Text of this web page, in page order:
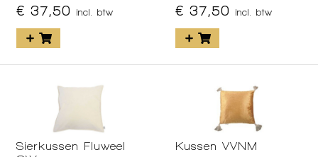
€ 37,50 incl. btw € 37,50 incl. btw
Sierkussen Fluweel
Kussen VVNM